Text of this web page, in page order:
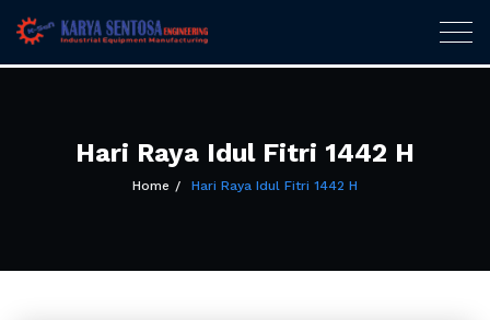
Karya Sentosa
Engineering
Hari Raya Idul Fitri 1442 H
Home Hari Raya Idul Fitri 1442 H